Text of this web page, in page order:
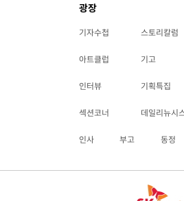
광장
기자수첩 스토리칼럼
아트클럽 기고
인터뷰 기획특집
섹션코너 데일리뉴시
인사 부고 동정